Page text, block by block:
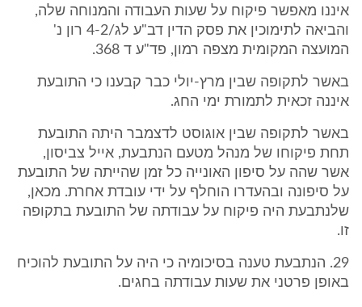
איננו מאפשר פיקוח על שעות העבודה והמנוחה שלה,
והביאה לתימוכין את פסק הדין דב"ע לג/4-2 רון נ'
המועצה המקומית מצפה רמון, פד"ע ד 368.
באשר לתקופה שבין מרץ-יולי כבר קבענו כי התובעת
איננה זכאית לתמורת ימי החג.
באשר לתקופה שבין אוגוסט לדצמבר היתה התובעת
תחת פיקוחו של מנהל מטעם הנתבעת, אייל צביסון,
אשר שהה על סיפון האונייה כל זמן שהייתה של התובעת
על סיפונה ובהעדרו הוחלף על ידי עובדת אחרת. מכאן,
שלנתבעת היה פיקוח על עבודתה של התובעת בתקופה
זו.
29. הנתבעת טענה בסיכומיה כי היה על התובעת להוכיח
באופן פרטני את שעות עבודתה בחגים.